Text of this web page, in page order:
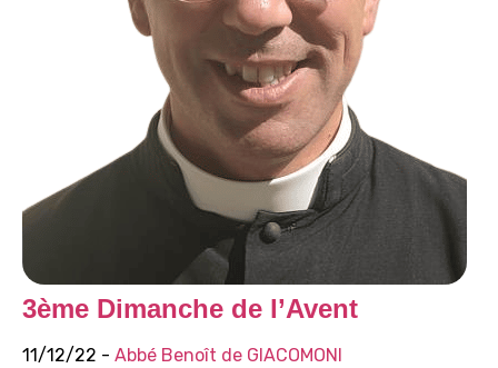
3ème Dimanche de l’Avent
11/12/22 - Abbé Benoît de GIACOMONI